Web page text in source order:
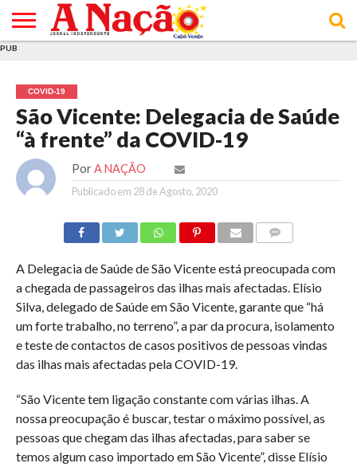
E DE
COOKIES
DE
UTILIZAÇÃO
PUB
COVID-19
São Vicente: Delegacia de Saúde
“à frente” da COVID-19
Por A NAÇÃO
Publicado em 28 de Agosto, 2020
A Delegacia de Saúde de São Vicente está preocupada com
a chegada de passageiros das ilhas mais afectadas. Elísio
Silva, delegado de Saúde em São Vicente, garante que “há
um forte trabalho, no terreno”, a par da procura, isolamento
e teste de contactos de casos positivos de pessoas vindas
das ilhas mais afectadas pela COVID-19.
“São Vicente tem ligação constante com várias ilhas. A
nossa preocupação é buscar, testar o máximo possível, as
pessoas que chegam das ilhas afectadas, para saber se
temos algum caso importado em São Vicente”, disse Elísio